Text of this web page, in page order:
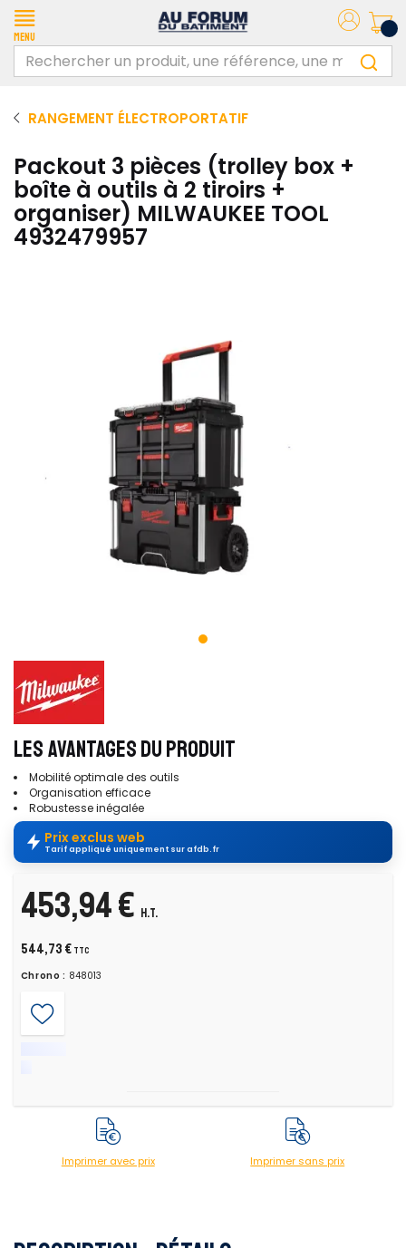
Menu
RANGEMENT ÉLECTROPORTATIF
Packout 3 pièces (trolley box +
boîte à outils à 2 tiroirs +
organiser) MILWAUKEE TOOL
4932479957
LES AVANTAGES DU PRODUIT
Mobilité optimale des outils
Organisation efficace
Robustesse inégalée
Prix exclus web
Tarif appliqué uniquement sur afdb.fr
453,94 € H.T.
544,73 € TTC
Chrono : 848013
Imprimer avec prix Imprimer sans prix